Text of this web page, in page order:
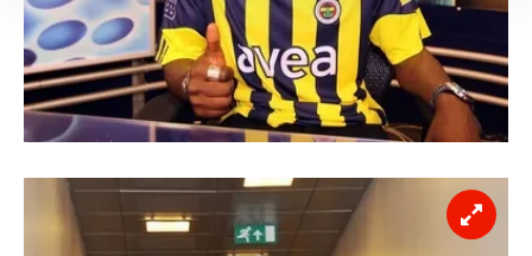
Her halükârda, kullanıcılar, bu çerezlere izin vermedikleri
takdirde, kullanıcılara hedefli reklamlar
gösterilmeyecektir."
Sizlere daha iyi bir hizmet sunabilmek için İnternet
kullanılmaktadır. Bu çerezler vasıtasıyla çeşitli kişisel
verileriniz işlenmekte olup gerekli olan çerezler bilgi
toplumu hizmetlerinin sunulması amacıyla